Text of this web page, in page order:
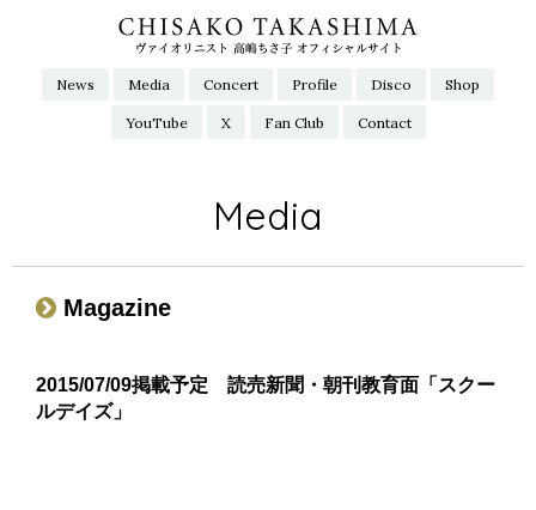
News Media Concert Profile Disco Shop
YouTube X Fan Club Contact
Media
Magazine
2015/07/09掲載予定 読売新聞・朝刊教育面「スクー
ルデイズ」